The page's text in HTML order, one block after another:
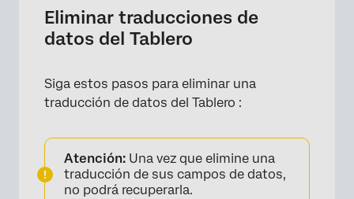
Eliminar traducciones de
datos del Tablero
Siga estos pasos para eliminar una
traducción de datos del Tablero :
Atención: Una vez que elimine una
traducción de sus campos de datos,
no podrá recuperarla.